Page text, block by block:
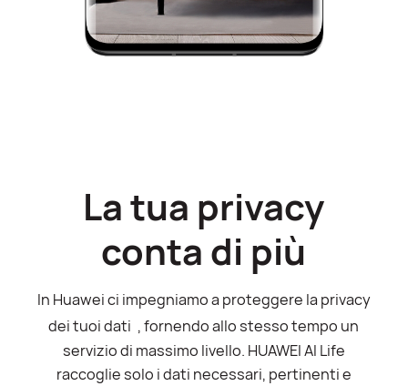
La tua privacy
conta di più
In Huawei ci impegniamo a proteggere la privacy
dei tuoi dati , fornendo allo stesso tempo un
servizio di massimo livello. HUAWEI AI Life
raccoglie solo i dati necessari, pertinenti e